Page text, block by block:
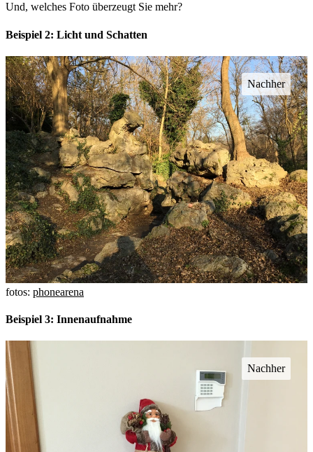
Und, welches Foto überzeugt Sie mehr?
Beispiel 2: Licht und Schatten
fotos: phonearena
Beispiel 3: Innenaufnahme